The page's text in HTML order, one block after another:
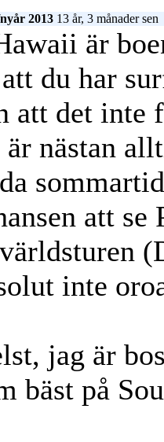
2013 13 år, 3 månader sen
är
du har
att det inte
nästan
att
inte
jag är
bäst på